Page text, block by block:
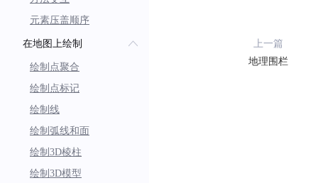
元素压盖顺序
在地图上绘制
绘制点聚合
绘制点标记
绘制线
绘制弧线和面
绘制3D棱柱
绘制3D模型
上一篇
地理围栏